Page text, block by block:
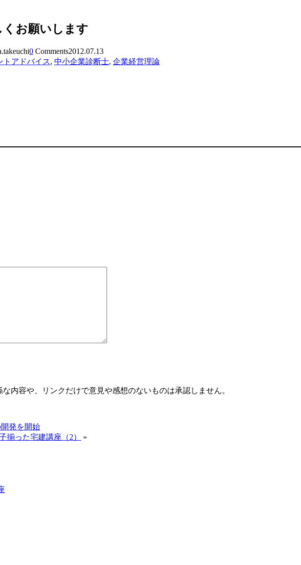
くお願いします
0 Comments2012.07.13
トアドバイス, 中小企業診断士, 企業経営理論
内容や、リンクだけで意見や感想のないものは承認しません。
発を開始
った宅建講座（2）
»